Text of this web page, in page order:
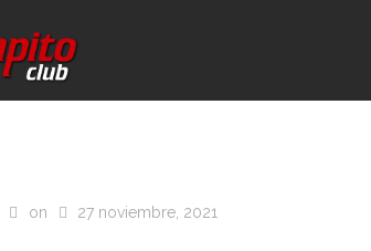
on 27 noviembre, 2021